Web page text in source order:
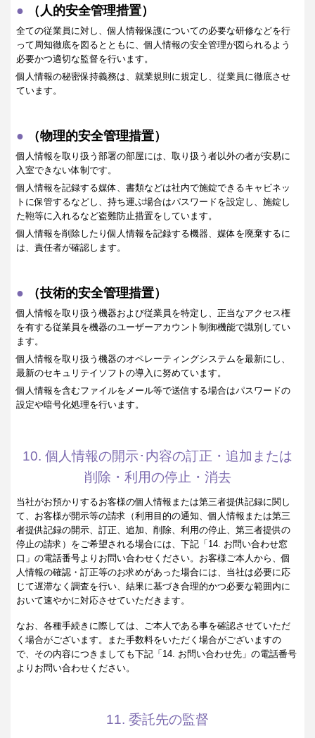
（人的安全管理措置）
全ての従業員に対し、個人情報保護についての必要な研修などを行
って周知徹底を図るとともに、個人情報の安全管理が図られるよう
必要かつ適切な監督を行います。
個人情報の秘密保持義務は、就業規則に規定し、従業員に徹底させ
ています。
（物理的安全管理措置）
個人情報を取り扱う部署の部屋には、取り扱う者以外の者が安易に
入室できない体制です。
個人情報を記録する媒体、書類などは社内で施錠できるキャビネッ
トに保管するなどし、持ち運ぶ場合はパスワードを設定し、施錠し
た鞄等に入れるなど盗難防止措置をしています。
個人情報を削除したり個人情報を記録する機器、媒体を廃棄するに
は、責任者が確認します。
（技術的安全管理措置）
個人情報を取り扱う機器および従業員を特定し、正当なアクセス権
を有する従業員を機器のユーザーアカウント制御機能で識別してい
ます。
個人情報を取り扱う機器のオペレーティングシステムを最新にし、
最新のセキュリテイソフトの導入に努めています。
個人情報を含むファイルをメール等で送信する場合はパスワードの
設定や暗号化処理を行います。
10. 個人情報の開示･内容の訂正・追加または
削除・利用の停止・消去
当社がお預かりするお客様の個人情報または第三者提供記録に関し
て、お客様が開示等の請求（利用目的の通知、個人情報または第三
者提供記録の開示、訂正、追加、削除、利用の停止、第三者提供の
停止の請求）をご希望される場合には、下記「14. お問い合わせ窓
口」の電話番号よりお問い合わせください。お客様ご本人から、個
人情報の確認・訂正等のお求めがあった場合には、当社は必要に応
じて遅滞なく調査を行い、結果に基づき合理的かつ必要な範囲内に
おいて速やかに対応させていただきます。
なお、各種手続きに際しては、ご本人である事を確認させていただ
く場合がございます。また手数料をいただく場合がございますの
で、その内容につきましても下記「14. お問い合わせ先」の電話番号
よりお問い合わせください。
11. 委託先の監督